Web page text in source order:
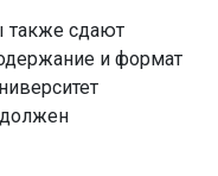
также сдают
и формат